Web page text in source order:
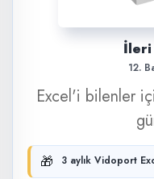
İleri
12.
Excel'i bilenler
🎁 3 aylık Vidoport